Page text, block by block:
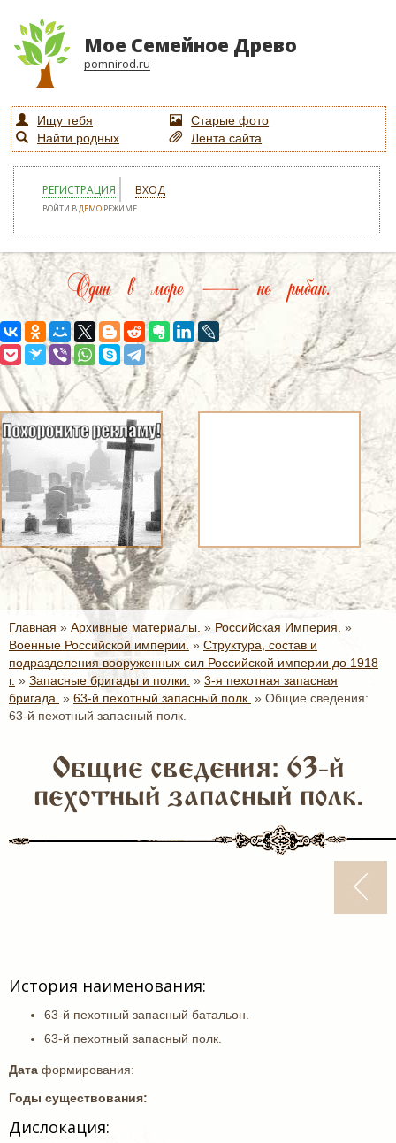
Мое Семейное Древо
pomnirod.ru
Ищу тебя
Старые фото
Найти родных
Лента сайта
РЕГИСТРАЦИЯ ВХОД
ВОЙТИ ВДЕМО РЕЖИМЕ
Один в море — не рыбак.
Главная » Архивные материалы. » Российская Империя. »
Военные Российской империи. » Структура, состав и
подразделения вооруженных сил Российской империи до 1918
г. » Запасные бригады и полки. » 3-я пехотная запасная
бригада. » 63-й пехотный запасный полк. » Общие сведения:
63-й пехотный запасный полк.
Общие сведения: 63-й
пехотный запасный полк.
История наименования:
63-й пехотный запасный батальон.
63-й пехотный запасный полк.
Дата формирования:
Годы существования:
Дислокация: